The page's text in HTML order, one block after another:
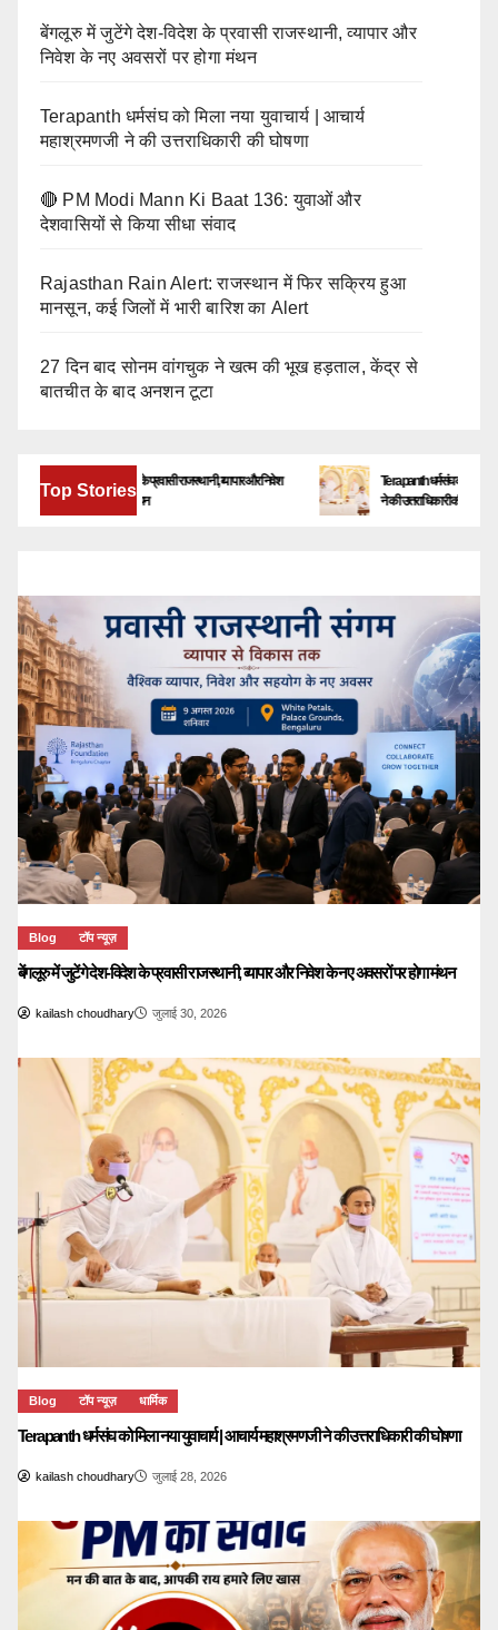
बेंगलूरु में जुटेंगे देश-विदेश के प्रवासी राजस्थानी, व्यापार और
निवेश के नए अवसरों पर होगा मंथन
Terapanth धर्मसंघ को मिला नया युवाचार्य | आचार्य
महाश्रमणजी ने की उत्तराधिकारी की घोषणा
🔴 PM Modi Mann Ki Baat 136: युवाओं और
देशवासियों से किया सीधा संवाद
Rajasthan Rain Alert: राजस्थान में फिर सक्रिय हुआ
मानसून, कई जिलों में भारी बारिश का Alert
27 दिन बाद सोनम वांगचुक ने खत्म की भूख हड़ताल, केंद्र से
बातचीत के बाद अनशन टूटा
Top Stories
बेंगलूरु में जुटेंगे देश-विदेश के प्रवासी राजस्थानी, व्यापार और निवेश
के नए अवसरों पर होगा मंथन
Terapanth धर्मसंघ को मिला नया
ने की उत्तराधिकारी की घोषणा
Blog टॉप न्यूज़
बेंगलूरु में जुटेंगे देश-विदेश के प्रवासी राजस्थानी, व्यापार और निवेश के नए अवसरों पर होगा मंथन
kailash choudhary जुलाई 30, 2026
Blog टॉप न्यूज़ धार्मिक
Terapanth धर्मसंघ को मिला नया युवाचार्य | आचार्य महाश्रमणजी ने की उत्तराधिकारी की घोषणा
kailash choudhary जुलाई 28, 2026